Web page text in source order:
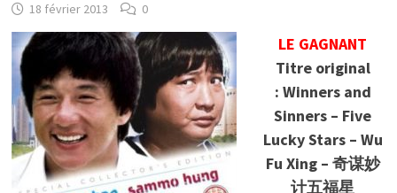
18 février 2013 0
LE GAGNANT
Titre original
: Winners and
Sinners – Five
Lucky Stars – Wu
Fu Xing – 奇谋妙
计五福星